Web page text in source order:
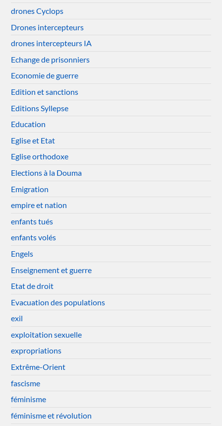
drones Cyclops
Drones intercepteurs
drones intercepteurs IA
Echange de prisonniers
Economie de guerre
Edition et sanctions
Editions Syllepse
Education
Eglise et Etat
Eglise orthodoxe
Elections à la Douma
Emigration
empire et nation
enfants tués
enfants volés
Engels
Enseignement et guerre
Etat de droit
Evacuation des populations
exil
exploitation sexuelle
expropriations
Extrême-Orient
fascisme
féminisme
féminisme et révolution